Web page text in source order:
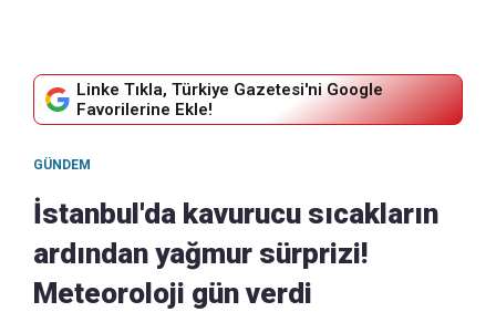
Linke Tıkla, Türkiye Gazetesi'ni Google
Favorilerine Ekle!
GÜNDEM
İstanbul'da kavurucu sıcakların
ardından yağmur sürprizi!
Meteoroloji gün verdi